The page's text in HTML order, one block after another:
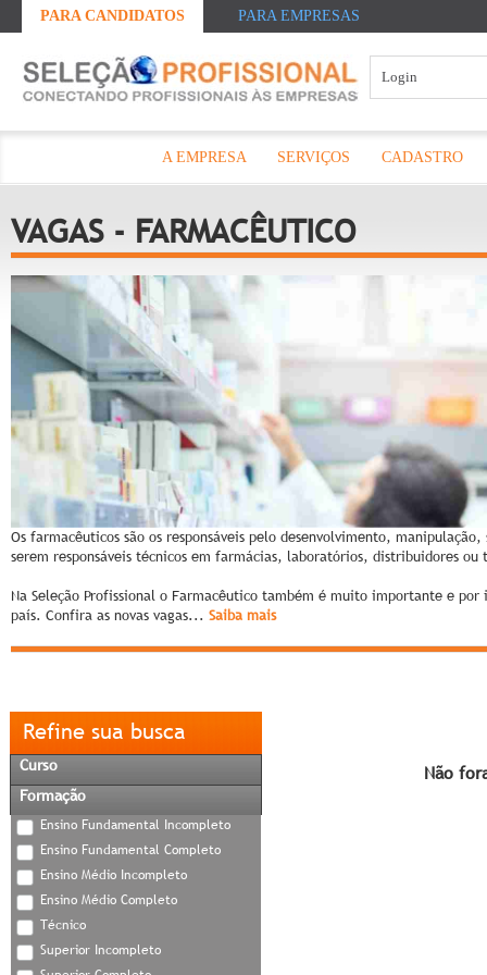
PARA CANDIDATOS PARA EMPRESAS
A EMPRESA SERVIÇOS CADASTRO
VAGAS - FARMACÊUTICO
Os farmacêuticos são os responsáveis pelo desenvolvimento,
serem responsáveis técnicos em farmácias, laboratórios, distribuidores
Na Seleção Profissional o Farmacêutico também é muito importante e
país. Confira as novas vagas... Saiba mais
Refine sua busca
Curso
Formação
Ensino Fundamental Incompleto
Ensino Fundamental Completo
Ensino Médio Incompleto
Ensino Médio Completo
Técnico
Superior Incompleto
Não